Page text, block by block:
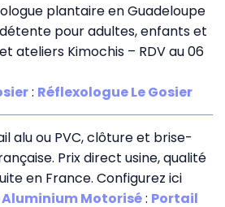
plantaire en Guadeloupe
pour adultes, enfants et
ateliers Kimochis – RDV au 06
: Réflexologue Le Gosier
alu ou PVC, clôture et brise-
Prix direct usine, qualité
en France. Configurez ici
Motorisé: Portail